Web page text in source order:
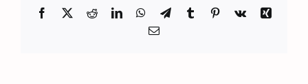
Facebook
X RedditLinkedInWhatsApp
TelegramTumblr Pinterest
Vk
Xing
Email